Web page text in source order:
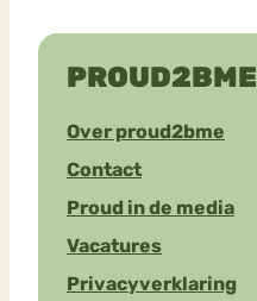
PROUD2BME
Over proud2bme
Contact
Proud in de media
Vacatures
Privacyverklaring